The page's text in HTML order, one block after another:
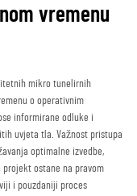
vremenu
mikro tunelirnih
o operativnim
informirane odluke i
uvjeta tla. Važnost pristupa
optimalne izvedbe,
ostane na pravom
i pouzdaniji proces